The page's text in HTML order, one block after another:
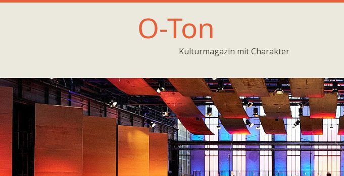
O-Ton
Kulturmagazin mit Charakter